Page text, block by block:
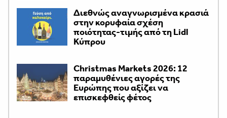
Διεθνώς αναγνωρισμένα κρασιά
στην κορυφαία σχέση
ποιότητας-τιμής από τη Lidl
Κύπρου
Christmas Markets 2026: 12
παραμυθένιες αγορές της
Ευρώπης που αξίζει να
επισκεφθείς φέτος